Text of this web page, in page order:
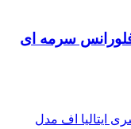
سرمه ای